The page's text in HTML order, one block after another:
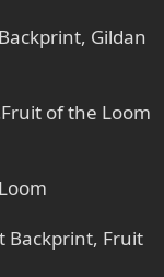
Gildan
of the Loom
Backprint, Fruit